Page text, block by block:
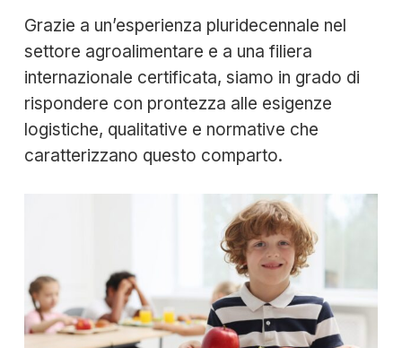
Grazie a un’esperienza pluridecennale nel
settore agroalimentare e a una filiera
internazionale certificata, siamo in grado di
rispondere con prontezza alle esigenze
logistiche, qualitative e normative che
caratterizzano questo comparto.